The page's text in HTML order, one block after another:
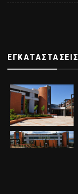
ΕΓΚΑΤΑΣΤΆΣΕΙΣ